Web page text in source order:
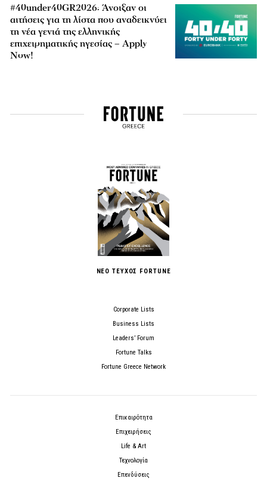
#40under40GR2026: Άνοιξαν οι
αιτήσεις για τη λίστα που αναδεικνύει
τη νέα γενιά της ελληνικής
επιχειρηματικής ηγεσίας – Apply
Now!
ΝΕΟ ΤΕΥΧΟΣ FORTUNE
Corporate Lists
Business Lists
Leaders’ Forum
Fortune Talks
Fortune Greece Network
Επικαιρότητα
Επιχειρήσεις
Life & Art
Τεχνολογία
Επενδύσεις